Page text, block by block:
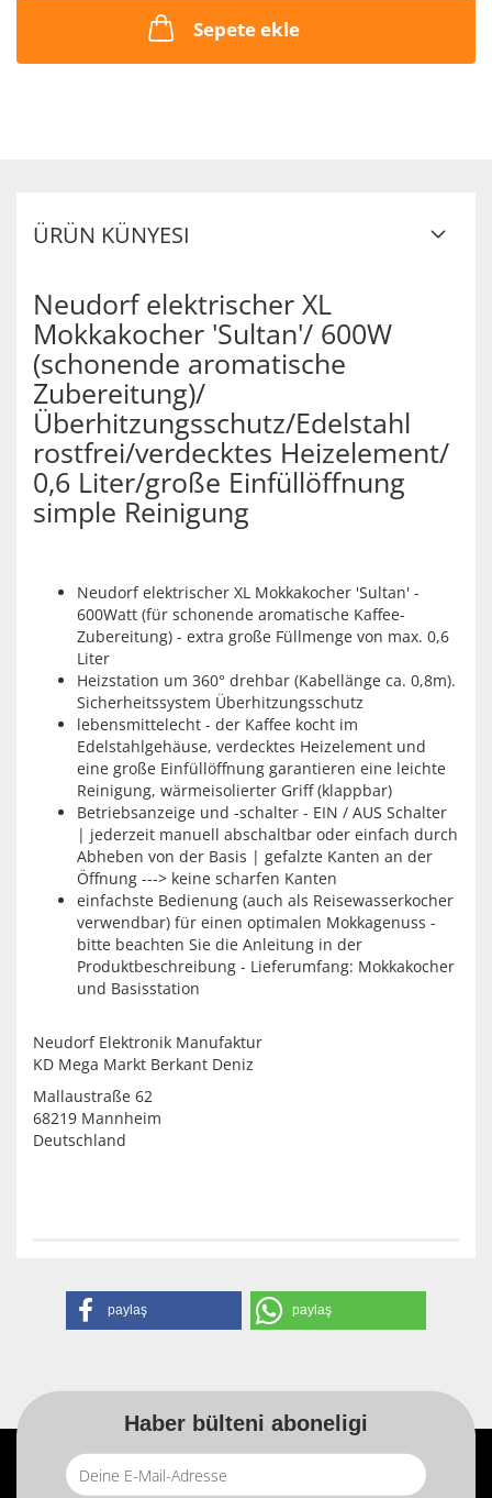
Sepete ekle
ÜRÜN KÜNYESI
Neudorf elektrischer XL
Mokkakocher 'Sultan'/ 600W
(schonende aromatische
Zubereitung)/
Überhitzungsschutz/Edelstahl
rostfrei/verdecktes Heizelement/
0,6 Liter/große Einfüllöffnung
simple Reinigung
Neudorf elektrischer XL Mokkakocher 'Sultan' -
600Watt (für schonende aromatische Kaffee-
Zubereitung) - extra große Füllmenge von max. 0,6
Liter
Heizstation um 360° drehbar (Kabellänge ca. 0,8m).
Sicherheitssystem Überhitzungsschutz
lebensmittelecht - der Kaffee kocht im
Edelstahlgehäuse, verdecktes Heizelement und
eine große Einfüllöffnung garantieren eine leichte
Reinigung, wärmeisolierter Griff (klappbar)
Betriebsanzeige und -schalter - EIN / AUS Schalter
| jederzeit manuell abschaltbar oder einfach durch
Abheben von der Basis | gefalzte Kanten an der
Öffnung ---> keine scharfen Kanten
einfachste Bedienung (auch als Reisewasserkocher
verwendbar) für einen optimalen Mokkagenuss -
bitte beachten Sie die Anleitung in der
Produktbeschreibung - Lieferumfang: Mokkakocher
und Basisstation
Neudorf Elektronik Manufaktur
KD Mega Markt Berkant Deniz
Mallaustraße 62
68219 Mannheim
Deutschland
paylaş paylaş
Haber bülteni aboneligi